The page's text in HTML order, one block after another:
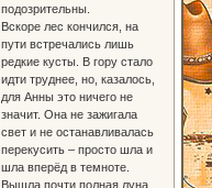
подозрительны.
Вскоре лес кончился, на
пути встречались лишь
редкие кусты. В гору стало
идти труднее, но, казалось,
для Анны это ничего не
значит. Она не зажигала
свет и не останавливалась
перекусить – просто шла и
шла вперёд в темноте.
Вышла почти полная луна,